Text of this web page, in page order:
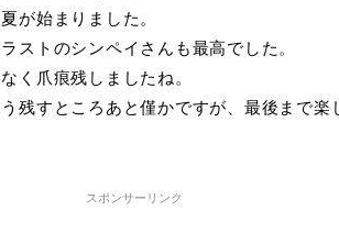
が始まりました。
ストのシンペイさんも最高でした。
く爪痕残しましたね。
残すところあと僅かですが、最後まで楽
スポンサーリンク